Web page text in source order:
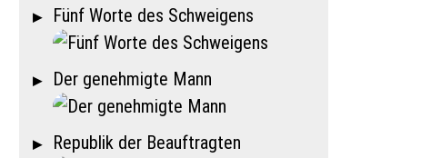
Fünf Worte des Schweigens
Der genehmigte Mann
Republik der Beauftragten